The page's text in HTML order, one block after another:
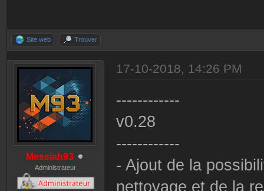
Site web Trouver
Messiah93
Administrateur
17-10-2018, 14:26 PM
------------
v0.28
------------
- Ajout de la
nettoyage et de la